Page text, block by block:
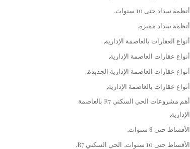
أنظمة سداد حتى 10 سنوات
أنظمة سداد مميزة
أنواع العقارات بالعاصمة الإدارية
أنواع عقارات العاصمة الإدارية
أنواع عقارات العاصمة الإدارية الجديدة
أنواع عقارات بالعاصمة الإدارية
أهم مشروعات الحي السكني R7 بالعاصمة
الإدارية
الأقساط حتى 8 سنوات
الأقساط حتى 10 سنوات
الحي السكني R7